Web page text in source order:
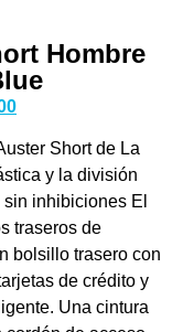
Hombre
Short de La
y la división
inhibiciones El
traseros de
bolsillo trasero con
de crédito y
Una cintura